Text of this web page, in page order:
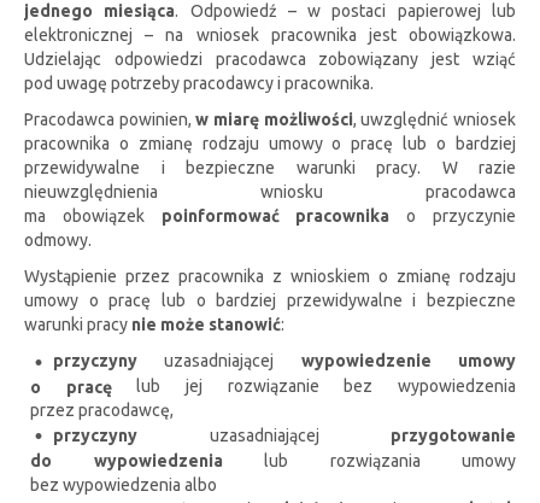
jednego miesiąca. Odpowiedź – w postaci papierowej lub
elektronicznej – na wniosek pracownika jest obowiązkowa.
Udzielając odpowiedzi pracodawca zobowiązany jest wziąć
pod uwagę potrzeby pracodawcy i pracownika.
Pracodawca powinien,w miarę możliwości, uwzględnić wniosek
pracownika o zmianę rodzaju umowy o pracę lub o bardziej
przewidywalne i bezpieczne warunki pracy. W razie
nieuwzględnienia wniosku pracodawca
ma obowiązek poinformować pracownika o przyczynie
odmowy.
Wystąpienie przez pracownika z wnioskiem o zmianę rodzaju
umowy o pracę lub o bardziej przewidywalne i bezpieczne
warunki pracy nie może stanowić:
przyczyny uzasadniającej wypowiedzenie umowy
o pracęlub jej rozwiązanie bez wypowiedzenia
przez pracodawcę,
przyczyny uzasadniającej przygotowanie
do wypowiedzenia lub rozwiązania umowy
bez wypowiedzenia albo